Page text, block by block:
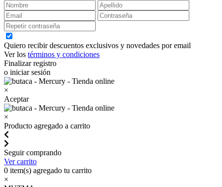
Quiero recibir descuentos exclusivos y novedades por email
Ver los términos y condiciones
Finalizar registro
o iniciar sesión
×
Aceptar
×
Producto agregado a carrito
Seguir comprando
Ver carrito
0 item(s) agregado tu carrito
×